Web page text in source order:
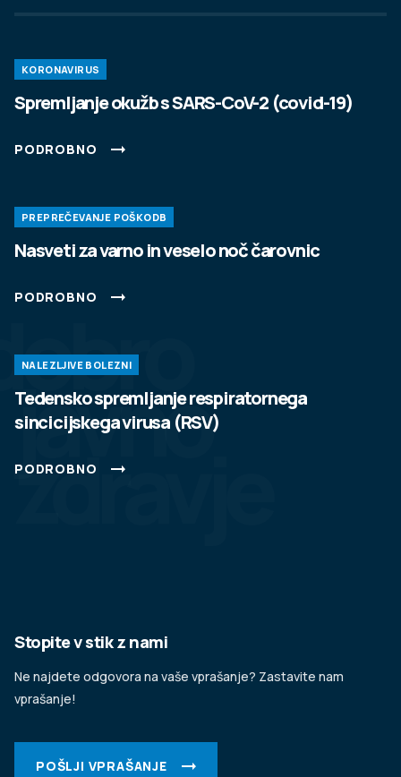
javno
zdravje
KORONAVIRUS
Spremljanje okužb s SARS-CoV-2 (covid-19)
PODROBNO
PREPREČEVANJE POŠKODB
Nasveti za varno in veselo noč čarovnic
PODROBNO
NALEZLJIVE BOLEZNI
Tedensko spremljanje respiratornega
sincicijskega virusa (RSV)
PODROBNO
Stopite v stik z nami
Ne najdete odgovora na vaše vprašanje? Zastavite nam
vprašanje!
POŠLJI VPRAŠANJE